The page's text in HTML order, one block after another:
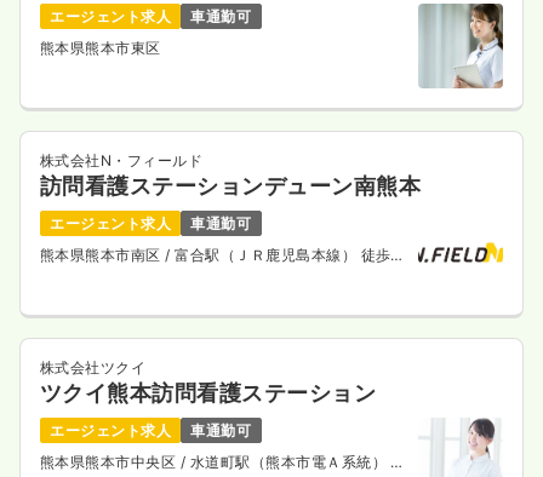
エージェント求人
車通勤可
熊本県熊本市東区
株式会社N・フィールド
訪問看護ステーションデューン南熊本
エージェント求人
車通勤可
熊本県熊本市南区 / 富合駅（ＪＲ鹿児島本線） 徒歩
株式会社ツクイ
ツクイ熊本訪問看護ステーション
エージェント求人
車通勤可
熊本県熊本市中央区 / 水道町駅（熊本市電Ａ系統） 徒